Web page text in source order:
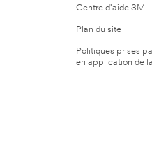
Centre d'aide 3M
Plan du site
Politiques prises
en application de